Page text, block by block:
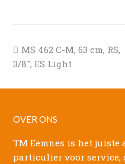
previous
post:
MS 462 C-M, 63 cm, RS,
3/8″, ES Light
OVER ONS
TM Eemnes is het juiste
particulier voor service,